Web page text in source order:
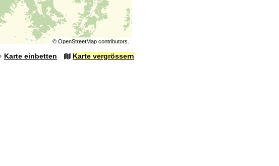
© OpenStreetMapcontributors.
Karte einbetten Karte vergrössern